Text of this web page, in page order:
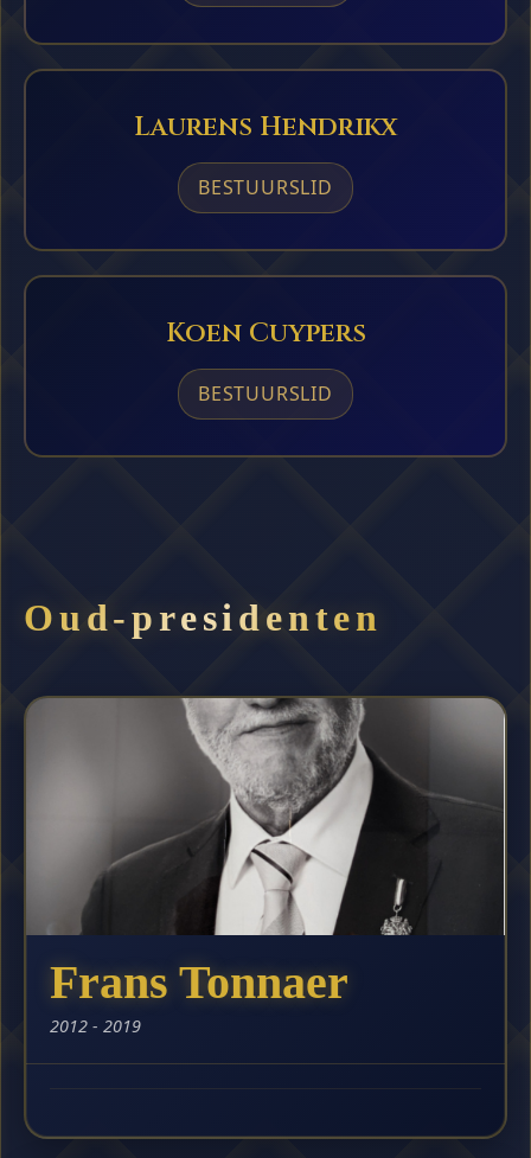
Laurens Hendrikx
BESTUURSLID
Koen Cuypers
BESTUURSLID
Oud-presidenten
Frans Tonnaer
2012 - 2019